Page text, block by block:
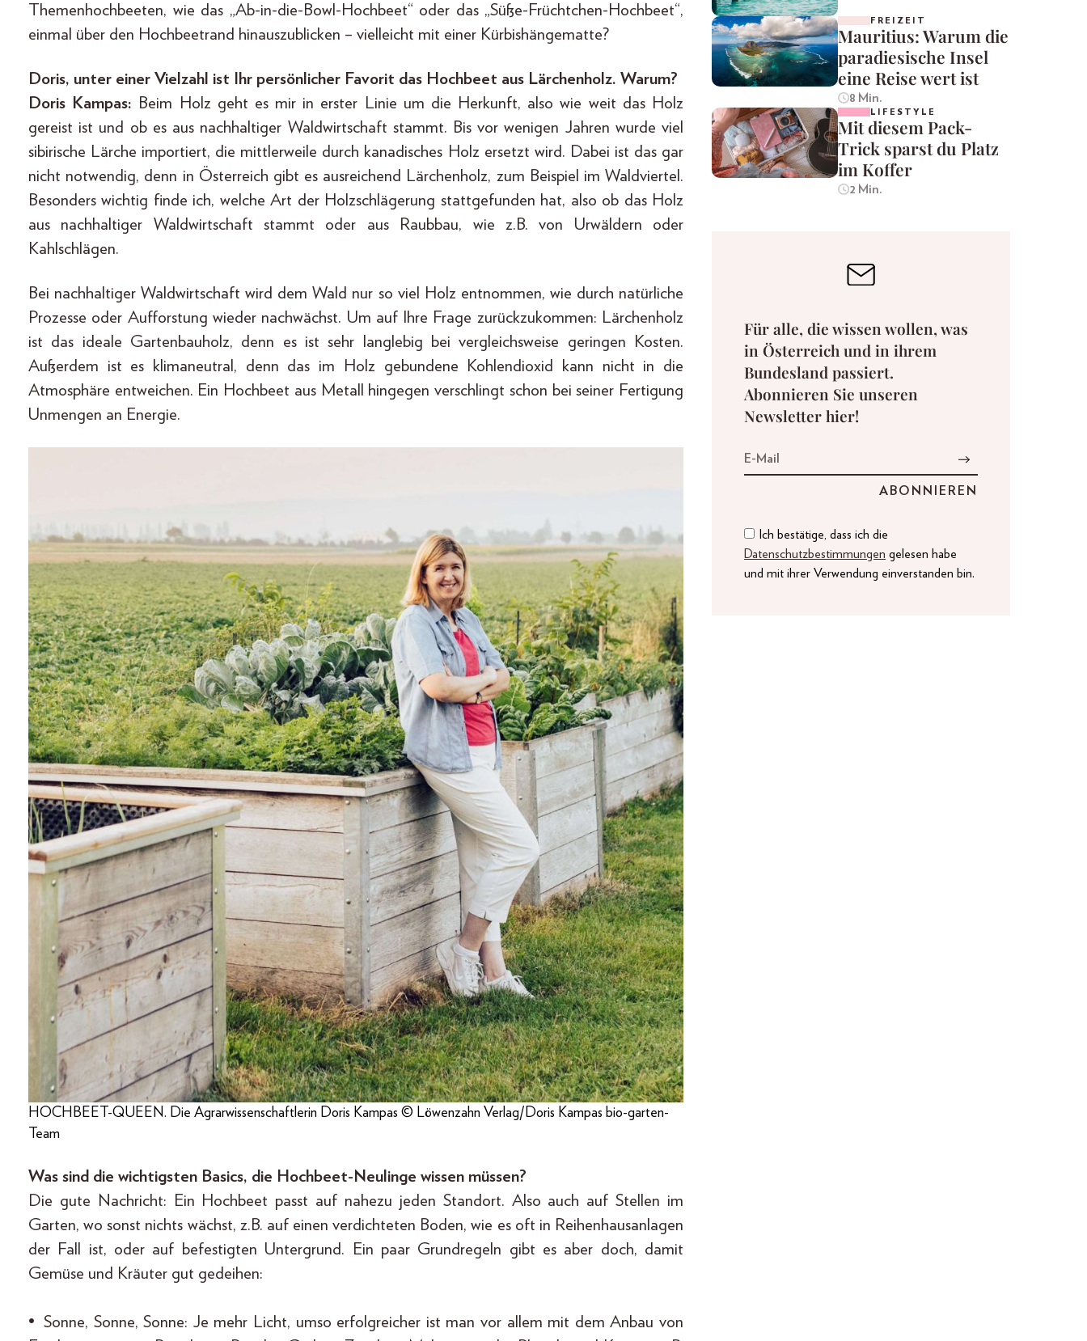
Themenhochbeeten, wie das „Ab-in-die-Bowl-Hochbeet“ oder das „Süße-Früchtchen-Hochbeet“,
einmal über den Hochbeetrand hinauszublicken – vielleicht mit einer Kürbishängematte?
Doris, unter einer Vielzahl ist Ihr persönlicher Favorit das Hochbeet aus Lärchenholz. Warum?
Doris Kampas: Beim Holz geht es mir in erster Linie um die Herkunft, also wie weit das Holz
gereist ist und ob es aus nachhaltiger Waldwirtschaft stammt. Bis vor wenigen Jahren wurde viel
sibirische Lärche importiert, die mittlerweile durch kanadisches Holz ersetzt wird. Dabei ist das gar
nicht notwendig, denn in Österreich gibt es ausreichend Lärchenholz, zum Beispiel im Waldviertel.
Besonders wichtig finde ich, welche Art der Holzschlägerung stattgefunden hat, also ob das Holz
aus nachhaltiger Waldwirtschaft stammt oder aus Raubbau, wie z.B. von Urwäldern oder
Kahlschlägen.
Bei nachhaltiger Waldwirtschaft wird dem Wald nur so viel Holz entnommen, wie durch natürliche
Prozesse oder Aufforstung wieder nachwächst. Um auf Ihre Frage zurückzukommen: Lärchenholz
ist das ideale Gartenbauholz, denn es ist sehr langlebig bei vergleichsweise geringen Kosten.
Außerdem ist es klimaneutral, denn das im Holz gebundene Kohlendioxid kann nicht in die
Atmosphäre entweichen. Ein Hochbeet aus Metall hingegen verschlingt schon bei seiner Fertigung
Unmengen an Energie.
HOCHBEET-QUEEN. Die Agrarwissenschaftlerin Doris Kampas © Löwenzahn Verlag/Doris Kampas bio-garten-
Team
Was sind die wichtigsten Basics, die Hochbeet-Neulinge wissen müssen?
Die gute Nachricht: Ein Hochbeet passt auf nahezu jeden Standort. Also auch auf Stellen im
Garten, wo sonst nichts wächst, z.B. auf einen verdichteten Boden, wie es oft in Reihenhausanlagen
der Fall ist, oder auf befestigten Untergrund. Ein paar Grundregeln gibt es aber doch, damit
Gemüse und Kräuter gut gedeihen:
• Sonne, Sonne, Sonne: Je mehr Licht, umso erfolgreicher ist man vor allem mit dem Anbau von
FREIZEIT
Mauritius: Warum die
paradiesische Insel
eine Reise wert ist
8 Min.
LIFESTYLE
Mit diesem Pack-
Trick sparst du Platz
im Koffer
2 Min.
Für alle, die wissen wollen, was
in Österreich und in ihrem
Bundesland passiert.
Abonnieren Sie unseren
Newsletter hier!
Ich bestätige, dass ich die
Datenschutzbestimmungen gelesen habe
und mit ihrer Verwendung einverstanden bin.